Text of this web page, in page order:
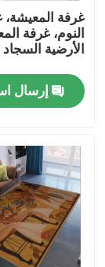
جولة في
رقابة جودة
اطلب اقتباس
سجادة أرضية
سجاد أرضية
سجاد أرضية
غرفة المعيشة،
النوم، غرفة
الأرضية السجاد
إرسال